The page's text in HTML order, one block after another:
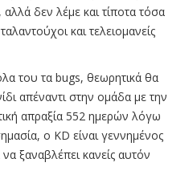
δεν λέμε και τίποτα τόσα
και τελειομανείς
του τα bugs, θεωρητικά θα
απέναντι στην ομάδα με την
απραξία 552 ημερών λόγω
ο KD είναι γεννημένος
ξαναβλέπει κανείς αυτόν